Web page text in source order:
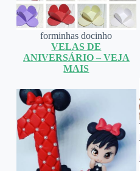
forminhas docinho
VELAS DE
ANIVERSÁRIO – VEJA
MAIS